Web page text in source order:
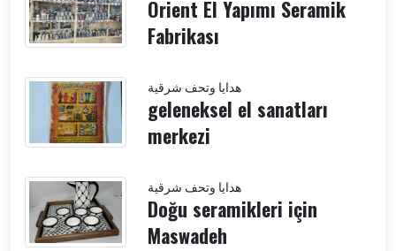
Orient El Yapımı Seramik
Fabrikası
هدايا وتحف شرقية
geleneksel el sanatları
merkezi
هدايا وتحف شرقية
Doğu seramikleri için
Maswadeh